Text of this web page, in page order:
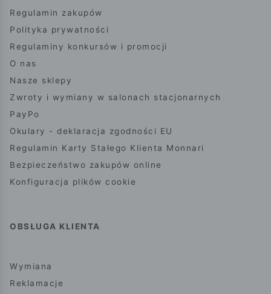
Regulamin zakupów
Polityka prywatności
Regulaminy konkursów i promocji
O nas
Nasze sklepy
Zwroty i wymiany w salonach stacjonarnych
PayPo
Okulary - deklaracja zgodności EU
Regulamin Karty Stałego Klienta Monnari
Bezpieczeństwo zakupów online
Konfiguracja plików cookie
OBSŁUGA KLIENTA
Wymiana
Reklamacje